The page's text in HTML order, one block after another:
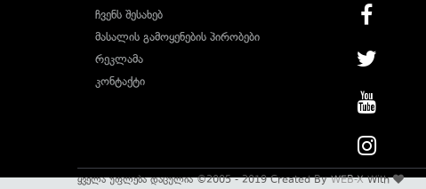
ჩვენს შესახებ
მასალის გამოყენების პირობები
რეკლამა
კონტაქტი
ყველა უფლება დაცულია ©2005 - 2019 Created ByWEB-XWith